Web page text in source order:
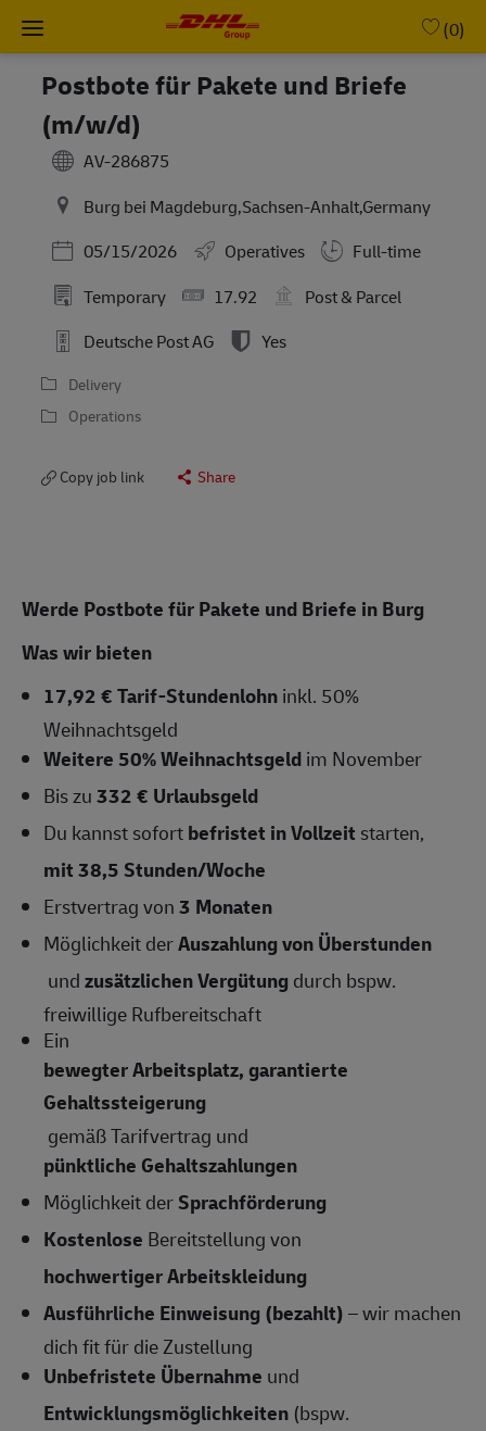
Skip to main content
(0)
Postbote für Pakete und Briefe
(m/w/d)
AV-286875
Burg bei Magdeburg,Sachsen-Anhalt,Germany
Posted Date
05/15/2026 Operatives
Full-time
Temporary
17.92
Post & Parcel
Deutsche Post AG
Yes
Delivery
Operations
Copy job link Share
Werde Postbote für Pakete und Briefe in Burg
Was wir bieten
17,92 € Tarif-Stundenlohninkl. 50%
Weihnachtsgeld
Weitere 50% Weihnachtsgeldim November
Bis zu332 € Urlaubsgeld
Du kannst sofortbefristet in Vollzeit starten,
mit 38,5Stunden/Woche
Erstvertrag von3 Monaten
Möglichkeit derAuszahlung von Überstunden
undzusätzlichen Vergütungdurch bspw.
freiwillige Rufbereitschaft
Ein
bewegter Arbeitsplatz, garantierte
Gehaltssteigerung
gemäß Tarifvertrag und
pünktliche Gehaltszahlungen
Möglichkeit derSprachförderung
Kostenlose Bereitstellung von
hochwertiger Arbeitskleidung
Ausführliche Einweisung (bezahlt)– wir machen
dich fit für die Zustellung
Unbefristete Übernahme und
Entwicklungsmöglichkeiten (bspw.